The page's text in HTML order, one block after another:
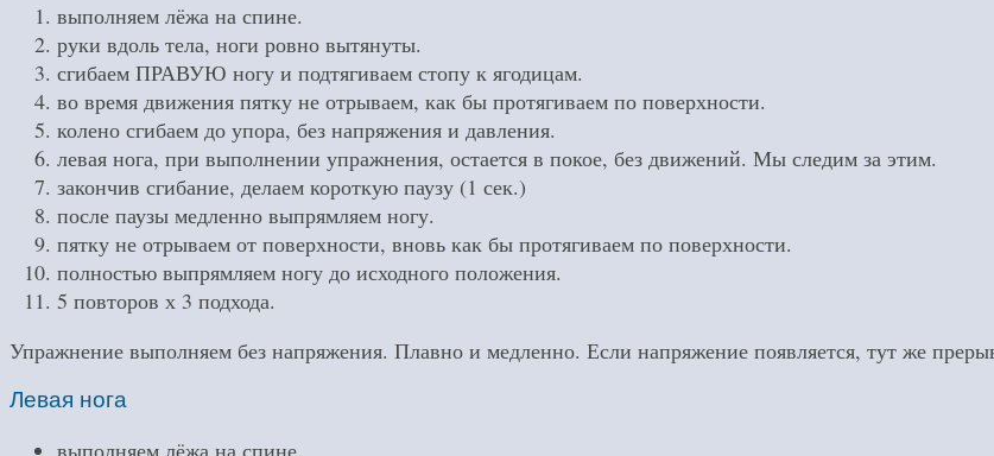
выполняем лёжа на спине.
руки вдоль тела, ноги ровно вытянуты.
сгибаем ПРАВУЮ ногу и подтягиваем стопу к ягодицам.
во время движения пятку не отрываем, как бы протягиваем по поверхности.
колено сгибаем до упора, без напряжения и давления.
левая нога, при выполнении упражнения, остается в покое, без движений. Мы следим за этим.
закончив сгибание, делаем короткую паузу (1 сек.)
после паузы медленно выпрямляем ногу.
пятку не отрываем от поверхности, вновь как бы протягиваем по поверхности.
полностью выпрямляем ногу до исходного положения.
5 повторов х 3 подхода.
Упражнение выполняем без напряжения. Плавно и медленно. Если напряжение появляется, тут же
Левая нога
выполняем лёжа на спине.